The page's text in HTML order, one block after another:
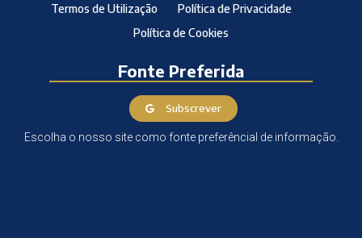
Termos de Utilização
Política de Privacidade
Política de Cookies
Fonte Preferida
Subscrever
Escolha o nosso site como fonte preferêncial de informação.